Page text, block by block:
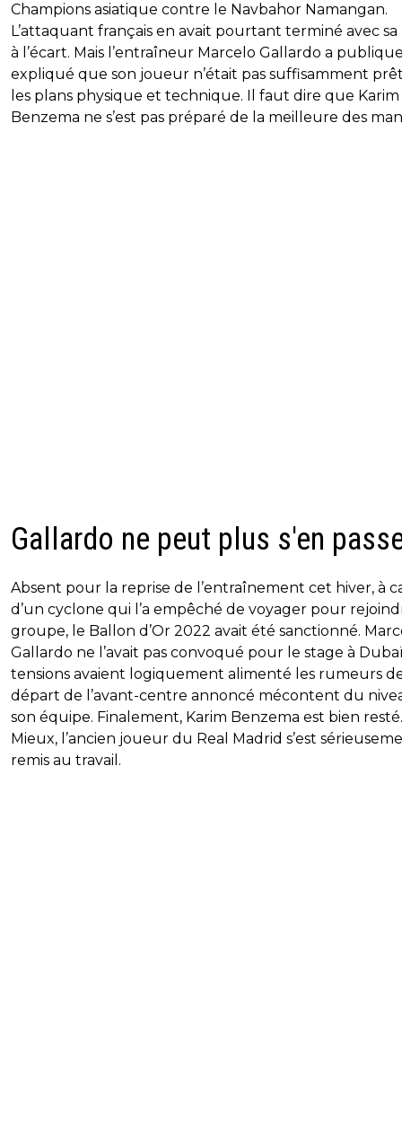
Champions asiatique contre le Navbahor Namangan.
L’attaquant français en avait pourtant terminé avec sa
à l’écart. Mais l’entraîneur Marcelo Gallardo a
expliqué que son joueur n’était pas suffisamment
les plans physique et technique. Il faut dire que Karim
Benzema ne s’est pas préparé de la meilleure des
Gallardo ne peut plus s'en
Absent pour la reprise de l’entraînement cet hiver, à
d’un cyclone qui l’a empêché de voyager pour
groupe, le Ballon d’Or 2022 avait été sanctionné.
Gallardo ne l’avait pas convoqué pour le stage à
tensions avaient logiquement alimenté les rumeurs
départ de l’avant-centre annoncé mécontent du
son équipe. Finalement, Karim Benzema est bien resté.
Mieux, l’ancien joueur du Real Madrid s’est
remis au travail.